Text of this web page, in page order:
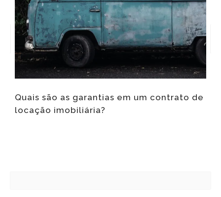
Quais são as garantias em um contrato de
locação imobiliária?